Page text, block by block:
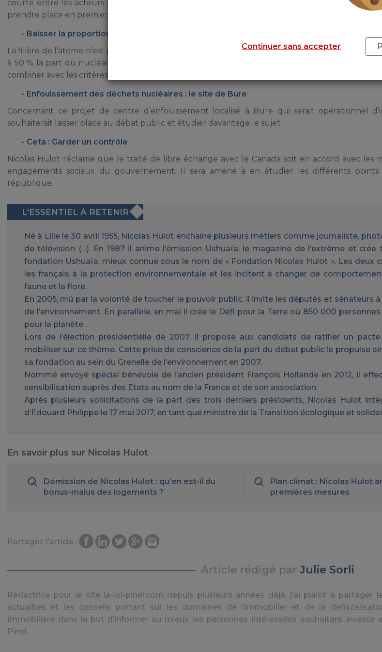
courte entre les acteurs ce qui permettrait d’avoir un meilleur contrôle et de meilleurs
prendre place en premier lieu dans les services de restauration en entreprise ainsi que dans les
Baisser la proportion du nucléaire
La filière de l’atome n’est pas en reste puisque l’objectif du ministre de la transition écologique
à 50 % la part du nucléaire dans le mix énergétique français d’ici 2025. Un combat pour
combiner avec les critères socio économiques que suscite l’arrêt des centrales concernées.
Enfouissement des déchets nucléaires : le site de Bure
Concernant ce projet de centre d’enfouissement localisé à Bure qui serait opérationnel
souhaiterait laisser place au débat public et étudier davantage le sujet.
Ceta : Garder un contrôle
Nicolas Hulot réclame que le traité de libre échange avec le Canada soit en accord avec les
engagements sociaux du gouvernement. Il sera amené à en étudier les différents
république.
Né à Lille le 30 avril 1955, Nicolas Hulot enchaîne plusieurs métiers comme journaliste,
de télévision (…). En 1987 il anime l’émission Ushuaïa, le magazine de l’extrême et
fondation Ushuaïa, mieux connue sous le nom de « Fondation Nicolas Hulot ». Les deux
les français à la protection environnementale et les incitent à changer de
faune et la flore.
En 2005, mû par la volonté de toucher le pouvoir public, il invite les députés et sénateurs
de l’environnement. En parallèle, en mai il crée le Défi pour la Terre où 850 000
pour la planète .
Lors de l’élection présidentielle de 2007, il propose aux candidats de ratifier un
mobiliser sur ce thème. Cette prise de conscience de la part du débat public le propulse
sa fondation au sein du Grenelle de l’environnement en 2007.
Nommé envoyé spécial bénévole de l’ancien président François Hollande en 2012, il
sensibilisation auprès des Etats au nom de la France et de son association.
Après plusieurs sollicitations de la part des trois derniers présidents, Nicolas Hulot
d’Edouard Philippe le 17 mai 2017, en tant que ministre de la Transition écologique et
En savoir plus sur Nicolas Hulot
Démission de Nicolas Hulot : qu’en est-il du
bonus-malus des logements ?
Plan climat : Nicolas Hulot
premières mesures
Partagez l'article :
Article rédigé parJulie Sorli
Rédactrice pour le site la-loi-pinel.com depuis plusieurs années déjà, j’ai plaisir à partager
actualités et les conseils portant sur les domaines de l’immobilier et de la
immobilière dans le but d’informer au mieux les personnes intéressées souhaitant investir
Pinel.
Continuer sans accepter